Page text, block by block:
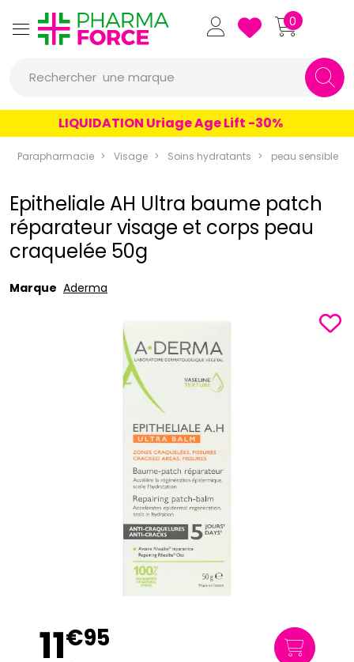
Pharmaforce Grande
0
Rechercher
un produit
une marque
LIQUIDATION Uriage Age Lift -30%
Parapharmacie Visage Soins hydratants peau sensible
Epitheliale AH Ultra baume patch
réparateur visage et corps peau
craquelée 50g
Marque Aderma
11€95